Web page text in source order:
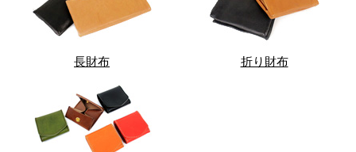
長財布 折り財布